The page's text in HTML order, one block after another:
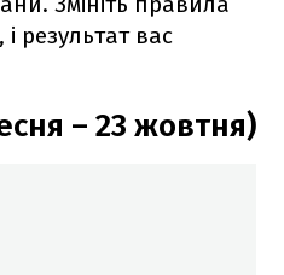
результат вас
– 23 жовтня)